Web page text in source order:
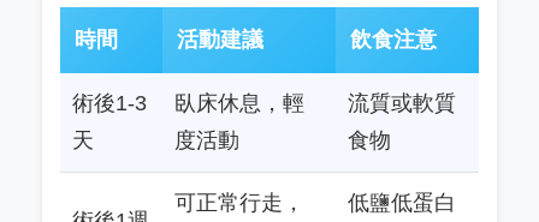
時間 活動建議 飲食注意
術後1-3
天
臥床休息，輕
度活動
流質或軟質
食物
可正常行走，
低鹽低蛋白